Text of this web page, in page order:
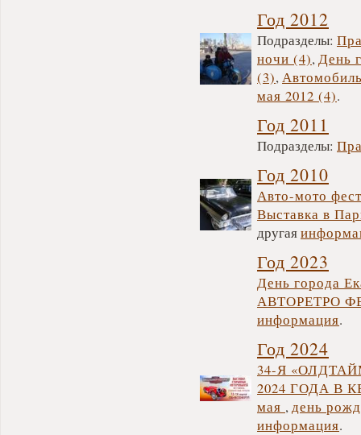
Год 2012
Подразделы:
ночи (4), День
(3),
мая 2012 (4).
Год 2011
Подразделы:
Год 2010
Авто-мото
Выставка в
другая
Год 2023
День города
АВТОРЕТРО
информация.
Год 2024
34-Я
2024 ГОДА В
мая , день
информация.